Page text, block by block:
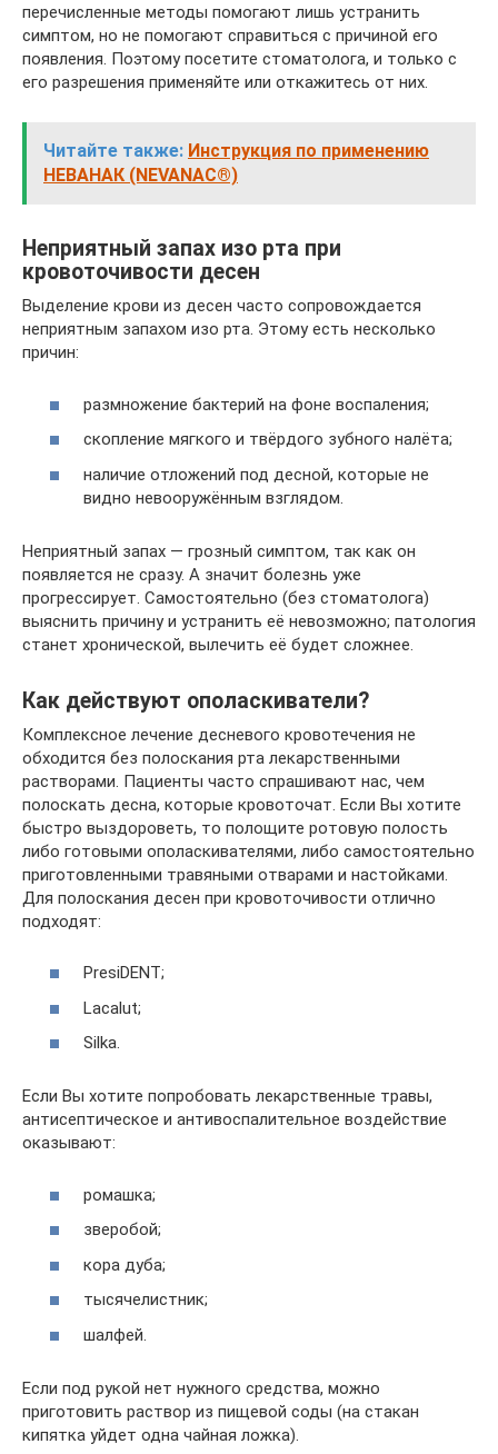
перечисленные методы помогают лишь устранить
симптом, но не помогают справиться с причиной его
появления. Поэтому посетите стоматолога, и только с
его разрешения применяйте или откажитесь от них.
Читайте также: Инструкция по применению
НЕВАНАК (NEVANAC®)
Неприятный запах изо рта при
кровоточивости десен
Выделение крови из десен часто сопровождается
неприятным запахом изо рта. Этому есть несколько
причин:
размножение бактерий на фоне воспаления;
скопление мягкого и твёрдого зубного налёта;
наличие отложений под десной, которые не
видно невооружённым взглядом.
Неприятный запах — грозный симптом, так как он
появляется не сразу. А значит болезнь уже
прогрессирует. Самостоятельно (без стоматолога)
выяснить причину и устранить её невозможно; патология
станет хронической, вылечить её будет сложнее.
Как действуют ополаскиватели?
Комплексное лечение десневого кровотечения не
обходится без полоскания рта лекарственными
растворами. Пациенты часто спрашивают нас, чем
полоскать десна, которые кровоточат. Если Вы хотите
быстро выздороветь, то полощите ротовую полость
либо готовыми ополаскивателями, либо самостоятельно
приготовленными травяными отварами и настойками.
Для полоскания десен при кровоточивости отлично
подходят:
PresiDENT;
Lacalut;
Silka.
Если Вы хотите попробовать лекарственные травы,
антисептическое и антивоспалительное воздействие
оказывают:
ромашка;
зверобой;
кора дуба;
тысячелистник;
шалфей.
Если под рукой нет нужного средства, можно
приготовить раствор из пищевой соды (на стакан
кипятка уйдет одна чайная ложка).